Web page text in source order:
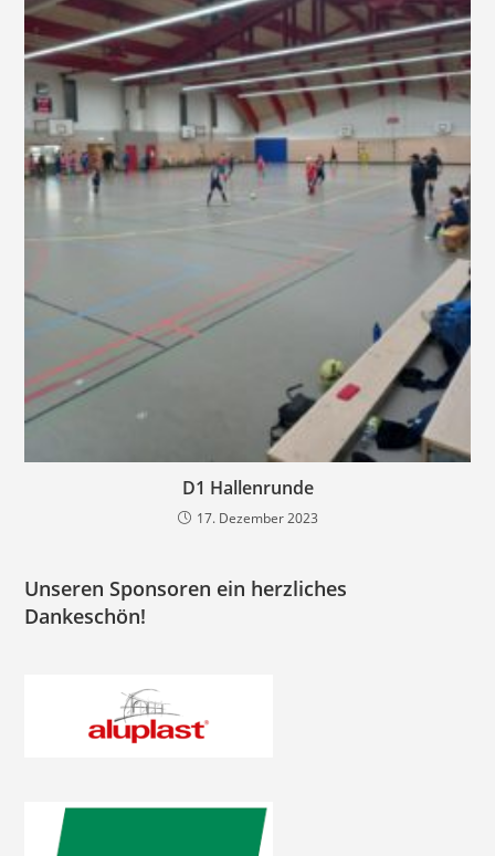
D1 Hallenrunde
17. Dezember 2023
Unseren Sponsoren ein herzliches
Dankeschön!